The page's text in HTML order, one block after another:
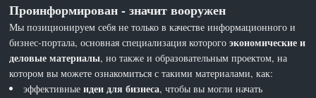
Проинформирован - значит вооружен
Мы позиционируем себя не только в качестве информационного и
бизнес-портала, основная специализация которогоэкономические и
деловые материалы, но также и образовательным проектом, на
котором вы можете ознакомиться с такими материалами, как:
эффективныеидеи для бизнеса, чтобы вы могли начать